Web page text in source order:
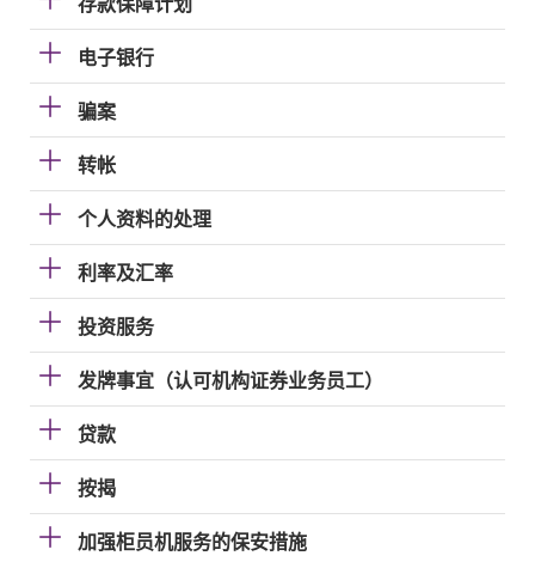
存款保障计划
电子银行
骗案
转帐
个人资料的处理
利率及汇率
投资服务
发牌事宜（认可机构证券业务员工）
贷款
按揭
加强柜员机服务的保安措施